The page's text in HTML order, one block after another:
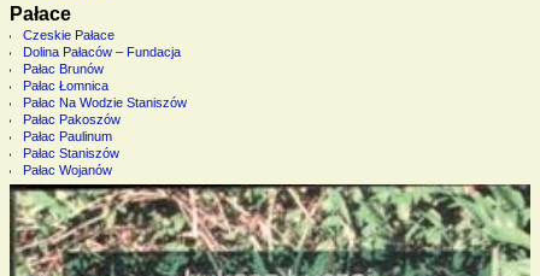
Pałace
Czeskie Pałace
Dolina Pałaców – Fundacja
Pałac Brunów
Pałac Łomnica
Pałac Na Wodzie Staniszów
Pałac Pakoszów
Pałac Paulinum
Pałac Staniszów
Pałac Wojanów